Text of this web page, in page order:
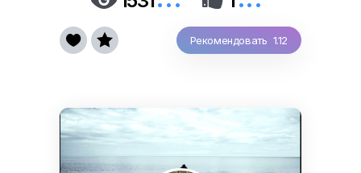
Рекомендовать 1.12
 